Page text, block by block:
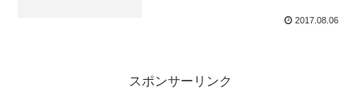
2017.08.06
スポンサーリンク